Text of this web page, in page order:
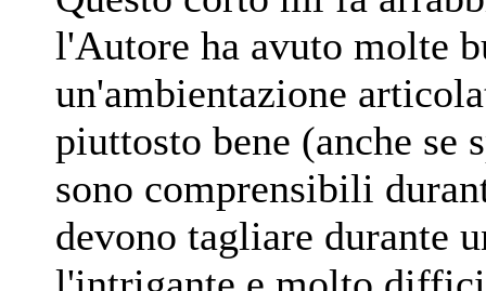
l'Autore ha avuto molte
un'ambientazione
piuttosto bene (anche se
sono comprensibili
devono tagliare durante